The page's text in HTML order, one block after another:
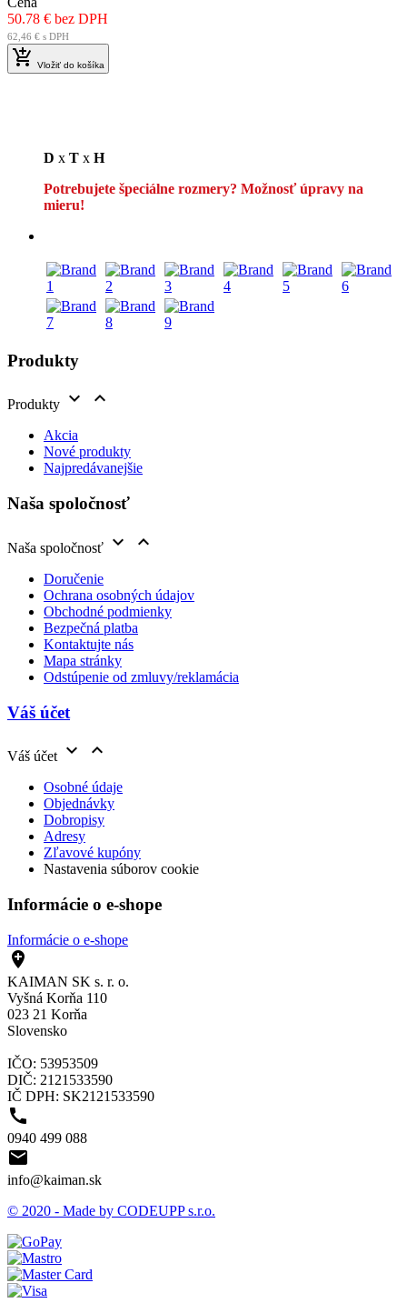
50.78 € bez DPH
62,46 € s DPH
 Vložiť do košíka
D x T x H
Potrebujete špeciálne rozmery? Možnosť úpravy na
mieru!
Produkty
Produkty  
Akcia
Nové produkty
Najpredávanejšie
Naša spoločnosť
Naša spoločnosť  
Doručenie
Ochrana osobných údajov
Obchodné podmienky
Bezpečná platba
Kontaktujte nás
Mapa stránky
Odstúpenie od zmluvy/reklamácia
Váš účet
Váš účet  
Osobné údaje
Objednávky
Dobropisy
Adresy
Zľavové kupóny
Nastavenia súborov cookie
Informácie o e-shope
Informácie o e-shope

KAIMAN SK s. r. o.
Vyšná Korňa 110
023 21 Korňa
Slovensko
IČO: 53953509
DIČ: 2121533590
IČ DPH: SK2121533590

0940 499 088

info@kaiman.sk
© 2020 - Made by CODEUPP s.r.o.